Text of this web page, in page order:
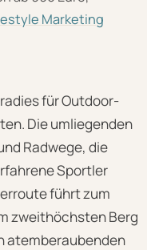
Marketing
für Outdoor-
Die umliegenden
Radwege, die
Sportler
führt zum
zweithöchsten Berg
atemberaubenden